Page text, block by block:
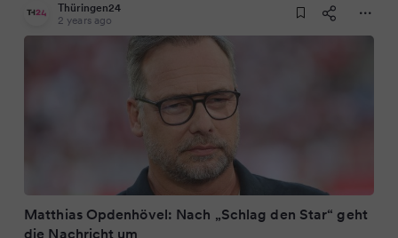
Thüringen24
2 years ago
Matthias Opdenhövel: Nach „Schlag den Star“ geht
die Nachricht um